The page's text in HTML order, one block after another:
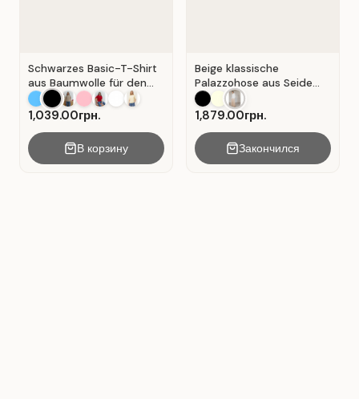
Schwarzes Basic-T-Shirt
aus Baumwolle für den
Alltag . Schwarz.
1,039.00грн.
В корзину
Beige klassische
Palazzohose aus Seide
mit Falten . Beige .
1,879.00грн.
Закончился